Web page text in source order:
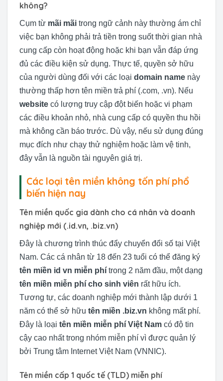
không?
Cụm từ mãi mãi trong ngữ cảnh này thường ám chỉ
việc bạn không phải trả tiền trong suốt thời gian nhà
cung cấp còn hoạt động hoặc khi bạn vẫn đáp ứng
đủ các điều kiện sử dụng. Thực tế, quyền sở hữu
của người dùng đối với các loại domain name này
thường thấp hơn tên miền trả phí (.com, .vn). Nếu
website có lượng truy cập đột biến hoặc vi phạm
các điều khoản nhỏ, nhà cung cấp có quyền thu hồi
mà không cần báo trước. Dù vậy, nếu sử dụng đúng
mục đích như chạy thử nghiệm hoặc làm vệ tinh,
đây vẫn là nguồn tài nguyên giá trị.
Các loại tên miền không tốn phí phổ
biến hiện nay
Tên miền quốc gia dành cho cá nhân và doanh
nghiệp mới (.id.vn, .biz.vn)
Đây là chương trình thúc đẩy chuyển đổi số tại Việt
Nam. Các cá nhân từ 18 đến 23 tuổi có thể đăng ký
tên miền id vn miễn phí trong 2 năm đầu, một dạng
tên miền miễn phí cho sinh viên rất hữu ích.
Tương tự, các doanh nghiệp mới thành lập dưới 1
năm có thể sở hữu tên miền .biz.vn không mất phí.
Đây là loại tên miền miễn phí Việt Nam có độ tin
cậy cao nhất trong nhóm miễn phí vì được quản lý
bởi Trung tâm Internet Việt Nam (VNNIC).
Tên miền cấp 1 quốc tế (TLD) miễn phí